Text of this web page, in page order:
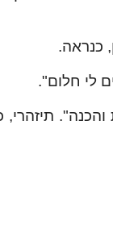
כנראה.
לי חלום".
תיזהרי,